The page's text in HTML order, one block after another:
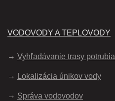
VODOVODY A TEPLOVODY
Vyhľadávanie trasy potrubia
Lokalizácia únikov vody
Správa vodovodov